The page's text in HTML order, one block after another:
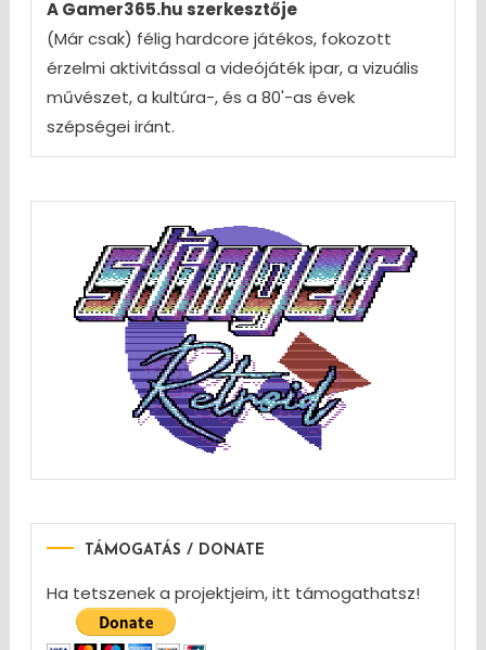
A Gamer365.hu szerkesztője
(Már csak) félig hardcore játékos, fokozott
érzelmi aktivitással a videójáték ipar, a vizuális
művészet, a kultúra-, és a 80'-as évek
szépségei iránt.
TÁMOGATÁS / DONATE
Ha tetszenek a projektjeim, itt támogathatsz!